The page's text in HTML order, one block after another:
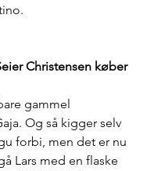
Christensen køber
gammel
Og så kigger selv
forbi, men det er nu
Lars med en flaske